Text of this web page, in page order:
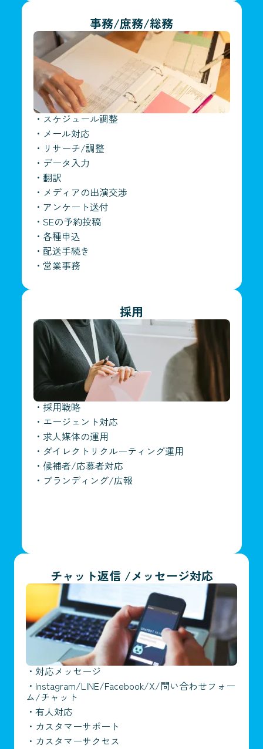
事務/庶務/総務
・ スケジュール調整
・ メール対応
・ リサーチ/調整
・ データ入力
・ 翻訳
・ メディアの出演交渉
・ アンケート送付
・ SEの予約投稿
・ 各種申込
・ 配送手続き
・ 営業事務
採用
・ 採用戦略
・ エージェント対応
・ 求人媒体の運用
・ ダイレクトリクルーティング運用
・ 候補者/応募者対応
・ ブランディング/広報
チャット返信 /メッセージ対応
・ 対応メッセージ
・ Instagram/LINE/Facebook/X/問い合わせフォー
ム/チャット
・ 有人対応
・ カスタマーサポート
・ カスタマーサクセス